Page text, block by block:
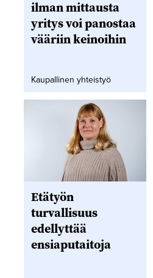
ilman mittausta
yritys voi panostaa
vääriin keinoihin
Kaupallinen yhteistyö
Etätyön
turvallisuus
edellyttää
ensiaputaitoja